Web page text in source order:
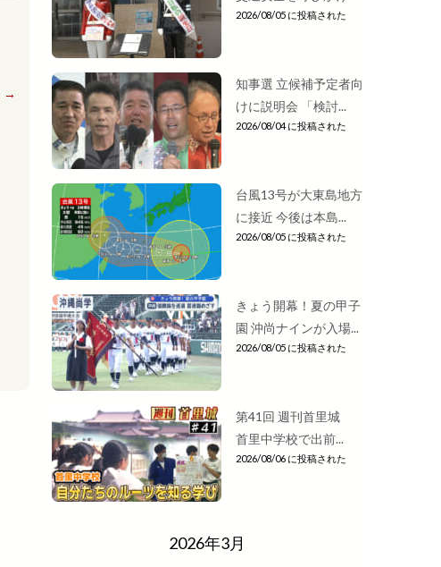
→
2026/08/05 に投稿された
知事選 立候補予定者向
けに説明会 「検討...
2026/08/04 に投稿された
台風13号が大東島地方
に接近 今後は本島...
2026/08/05 に投稿された
きょう開幕！夏の甲子
園 沖尚ナインが入場...
2026/08/05 に投稿された
第41回 週刊首里城
首里中学校で出前...
2026/08/06 に投稿された
2026年3月